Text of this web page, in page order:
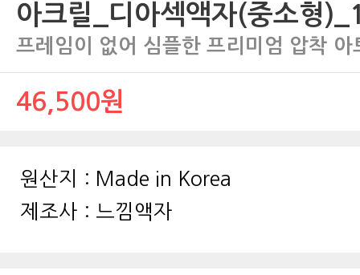
아크릴_디아섹액자(중소형
프레임이 없어 심플한 프리미엄 압착 아
46,500원
원산지 : Made in Korea
제조사 : 느낌액자